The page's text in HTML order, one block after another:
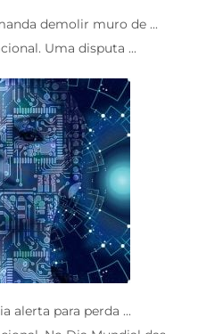
demolir muro de ...
Uma disputa ...
alerta para perda ...